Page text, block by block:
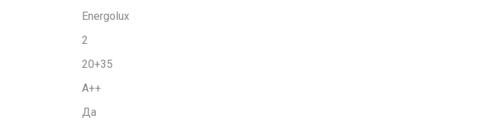
Energolux
2
20+35
A++
Да